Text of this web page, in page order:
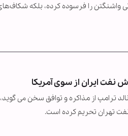
واشنگتن را فرسوده کرده، بلکه
ترامپ از مذاکره و توافق سخن می